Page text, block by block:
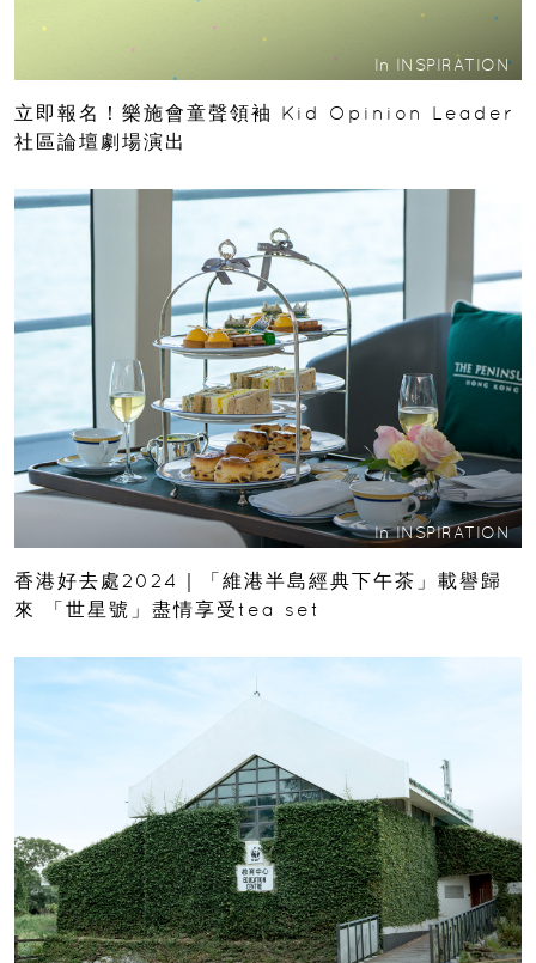
In INSPIRATION
立即報名！樂施會童聲領袖 Kid Opinion Leader
社區論壇劇場演出
In INSPIRATION
香港好去處2024｜「維港半島經典下午茶」載譽歸
來 「世星號」盡情享受tea set